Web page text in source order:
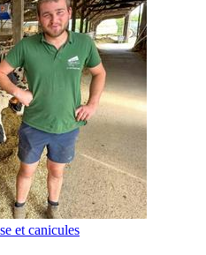
et canicules